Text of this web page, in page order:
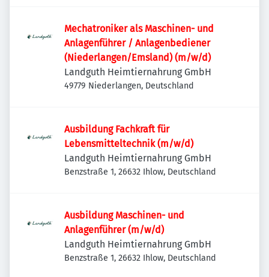
Mechatroniker als Maschinen- und
Anlagenführer / Anlagenbediener
(Niederlangen/Emsland) (m/w/d)
Landguth Heimtiernahrung GmbH
49779 Niederlangen, Deutschland
Ausbildung Fachkraft für
Lebensmitteltechnik (m/w/d)
Landguth Heimtiernahrung GmbH
Benzstraße 1, 26632 Ihlow, Deutschland
Ausbildung Maschinen- und
Anlagenführer (m/w/d)
Landguth Heimtiernahrung GmbH
Benzstraße 1, 26632 Ihlow, Deutschland